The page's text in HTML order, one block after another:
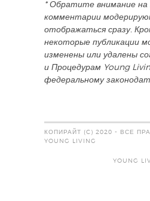
* Обратите внимание на
комментарии
отображаться сразу.
некоторые публикации
изменены или удалены
и Процедурам Young
федеральному
КОПИРАЙТ (C) 2020 - ВСЕ
YOUNG LIVING
YOUNG